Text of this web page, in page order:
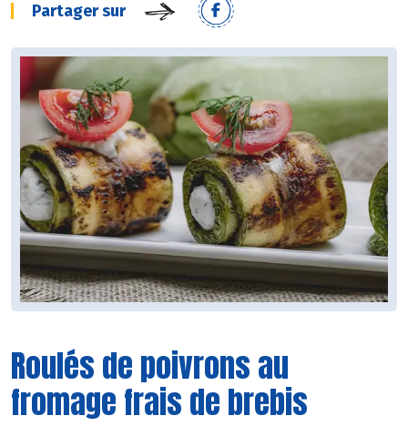
Partager sur
Roulés de poivrons au
fromage frais de brebis